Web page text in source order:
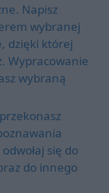
Napisz
wybranej
dzięki której
Wypracowanie
wybraną
się do
do innego